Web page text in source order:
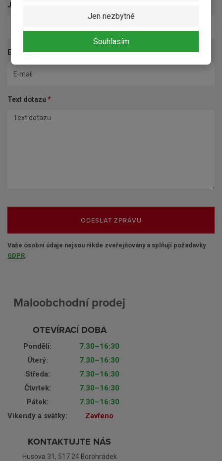
Jen nezbytné
Souhlasím
Jméno a příjmení
E-mail*
Text dotazu *
ODESLAT ZPRÁVU
Vaše osobní údaje nejsou nikde zveřejňovány a splňují požadavky
GDPR
Maloobchodní prodej
OTEVÍRACÍ DOBA
Pondělí:
7.30–16:30
Úterý:
7.30–16:30
Středa:
7.30–16:30
Čtvrtek:
7.30–16:30
Pátek:
7.30–16:30
Víkendy a svátky:
Zavřeno
KONTAKTUJTE NÁS
Husova 31, 517 24 Borohrádek